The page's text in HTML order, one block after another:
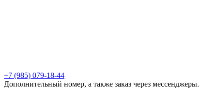
+7 (985) 079-18-44
Дополнительный номер, а также заказ через мессенджеры.